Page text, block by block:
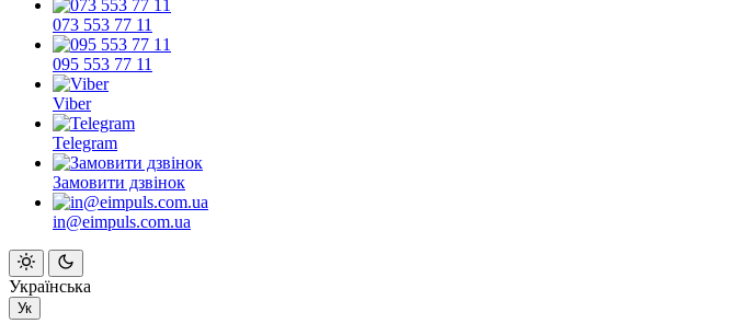
073 553 77 11
095 553 77 11
Viber
Telegram
Замовити дзвінок
in@eimpuls.com.ua
Українська
Ук